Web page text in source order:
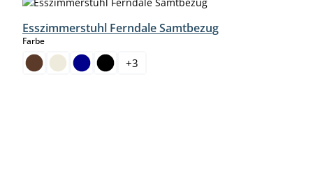
Esszimmerstuhl Ferndale Samtbezug
Farbeauswählen
+3